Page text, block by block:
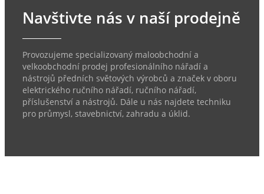
Navštivte nás v naší prodejně
Provozujeme specializovaný maloobchodní a
velkoobchodní prodej profesionálního nářadí a
nástrojů předních světových výrobců a značek v oboru
elektrického ručního nářadí, ručního nářadí,
příslušenství a nástrojů. Dále u nás najdete techniku
pro průmysl, stavebnictví, zahradu a úklid.